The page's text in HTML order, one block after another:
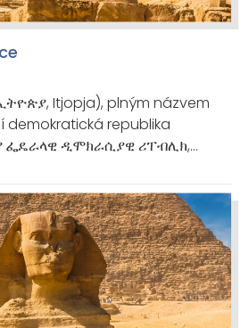
Itjopja), plným názvem
demokratická republika
ፌዴራላዊ ዲሞክራሲያዊ ሪፐብሊክ,
stát v Africkém rohu ve
sousedí s Eritrejí, na
a Somálskem, na jihu s Keňou
a Jižním Súdánem. Podle
v Etiopii 82 101 998 a v r. 2017
Hlavním městem je Addis
federace je amharština.